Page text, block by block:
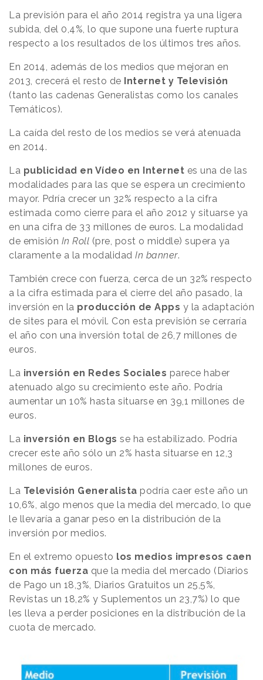
La previsión para el año 2014 registra ya una ligera
subida, del 0,4%, lo que supone una fuerte ruptura
respecto a los resultados de los últimos tres años.
En 2014, además de los medios que mejoran en
2013, crecerá el resto de Internet y Televisión
(tanto las cadenas Generalistas como los canales
Temáticos).
La caída del resto de los medios se verá atenuada
en 2014.
La publicidad en Vídeo en Internet es una de las
modalidades para las que se espera un crecimiento
mayor. Pdría crecer un 32% respecto a la cifra
estimada como cierre para el año 2012 y situarse ya
en una cifra de 33 millones de euros. La modalidad
de emisión In Roll (pre, post o middle) supera ya
claramente a la modalidad In banner.
También crece con fuerza, cerca de un 32% respecto
a la cifra estimada para el cierre del año pasado, la
inversión en la producción de Apps y la adaptación
de sites para el móvil. Con esta previsión se cerraría
el año con una inversión total de 26,7 millones de
euros.
La inversión en Redes Sociales parece haber
atenuado algo su crecimiento este año. Podría
aumentar un 10% hasta situarse en 39,1 millones de
euros.
La inversión en Blogs se ha estabilizado. Podría
crecer este año sólo un 2% hasta situarse en 12,3
millones de euros.
La Televisión Generalista podría caer este año un
10,6%, algo menos que la media del mercado, lo que
le llevaría a ganar peso en la distribución de la
inversión por medios.
En el extremo opuesto los medios impresos caen
con más fuerza que la media del mercado (Diarios
de Pago un 18,3%, Diarios Gratuitos un 25,5%,
Revistas un 18,2% y Suplementos un 23,7%) lo que
les lleva a perder posiciones en la distribución de la
cuota de mercado.